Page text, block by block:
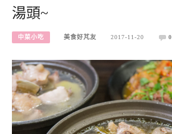
湯頭~
中菜小吃 美食好芃友 2017-11-20 0